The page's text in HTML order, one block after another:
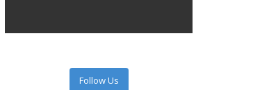
Follow Us